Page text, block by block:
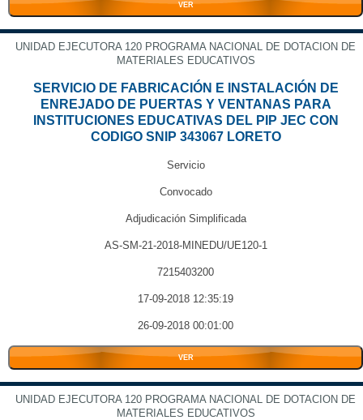
VER
UNIDAD EJECUTORA 120 PROGRAMA NACIONAL DE DOTACION DE
MATERIALES EDUCATIVOS
SERVICIO DE FABRICACIÓN E INSTALACIÓN DE
ENREJADO DE PUERTAS Y VENTANAS PARA
INSTITUCIONES EDUCATIVAS DEL PIP JEC CON
CODIGO SNIP 343067 LORETO
Servicio
Convocado
Adjudicación Simplificada
AS-SM-21-2018-MINEDU/UE120-1
7215403200
17-09-2018 12:35:19
26-09-2018 00:01:00
VER
UNIDAD EJECUTORA 120 PROGRAMA NACIONAL DE DOTACION DE
MATERIALES EDUCATIVOS